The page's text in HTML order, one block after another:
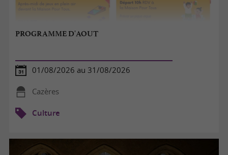
PROGRAMME D'AOUT
01/08/2026 au 31/08/2026
Cazères
Culture